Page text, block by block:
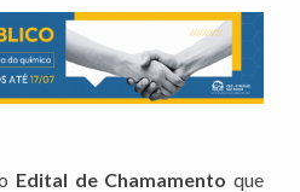
Edital de Chamamento que